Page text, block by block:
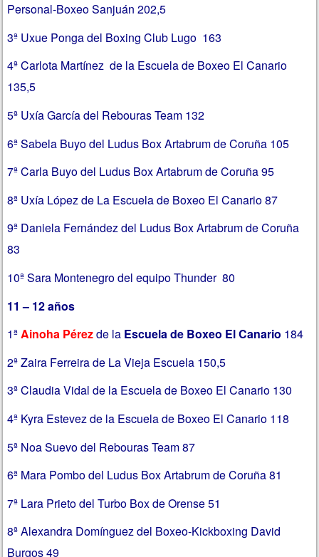
Personal-Boxeo Sanjuán 202,5
3ª Uxue Ponga del Boxing Club Lugo 163
4ª Carlota Martínez de la Escuela de Boxeo El Canario
135,5
5ª Uxía García del Rebouras Team 132
6ª Sabela Buyo del Ludus Box Artabrum de Coruña 105
7ª Carla Buyo del Ludus Box Artabrum de Coruña 95
8ª Uxía López de La Escuela de Boxeo El Canario 87
9ª Daniela Fernández del Ludus Box Artabrum de Coruña
83
10ª Sara Montenegro del equipo Thunder 80
11 – 12 años
1ªAinoha Pérezde la Escuela de Boxeo El Canario 184
2ª Zaira Ferreira de La Vieja Escuela 150,5
3ª Claudia Vidal de la Escuela de Boxeo El Canario 130
4ª Kyra Estevez de la Escuela de Boxeo El Canario 118
5ª Noa Suevo del Rebouras Team 87
6ª Mara Pombo del Ludus Box Artabrum de Coruña 81
7ª Lara Prieto del Turbo Box de Orense 51
8ª Alexandra Domínguez del Boxeo-Kickboxing David
Burgos 49